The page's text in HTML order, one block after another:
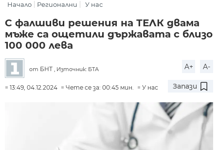
Начало Регионални У нас
С фалшиви решения на ТЕЛК двама
мъже са ощетили държавата с близо
100 000 лева
от БНТ , Източник: БТА A+ A-
13:49, 04.12.2024 Чете се за: 00:45 мин. У нас Запази